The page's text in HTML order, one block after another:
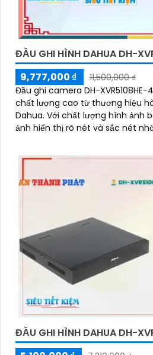
ĐẦU GHI HÌNH DAHUA DH-
9,777,000 ₫
11,500,000 ₫
Đầu ghi camera DH-
chất lượng cao từ thương hiệu
Dahua. Với chất lượng hình ảnh ban đêm tuyệt vời, hình
ảnh hiển thị rõ nét và sắc nét
ĐẦU GHI HÌNH DAHUA DH-